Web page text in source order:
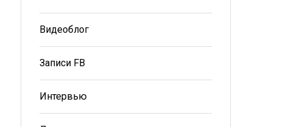
Видеоблог
Записи FB
Интервью